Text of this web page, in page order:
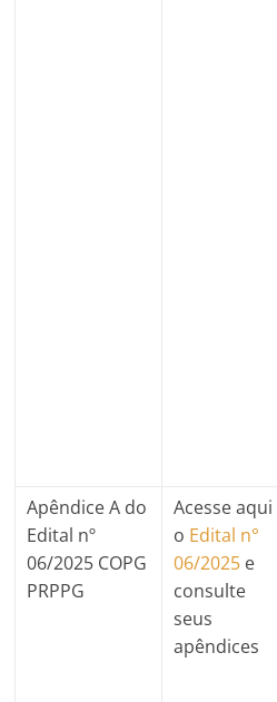
Apêndice A do
Edital nº
06/2025 COPG
PRPPG
Acesse aqui
o Edital n°
06/2025 e
consulte
seus
apêndices